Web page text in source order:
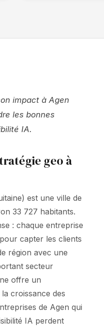
impact à Agen
les bonnes
IA.
geo à
est une ville de
33 727 habitants.
: chaque entreprise
capter les clients
région avec une
secteur
offre un
croissance des
de Agen qui
IA perdent